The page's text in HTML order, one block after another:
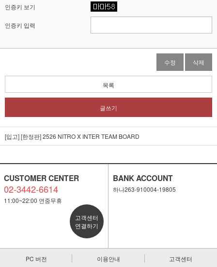
인증키 보기
인증키 입력
수정 삭제
목록
글쓰기
[입고] [한정판] 2526 NITRO X INTER TEAM BOARD
CUSTOMER CENTER
02-3442-6614
11:00~22:00 연중무휴
고객센터
연결하기
BANK ACCOUNT
하나263-910004-19805
PC 버전 이용안내 고객센터